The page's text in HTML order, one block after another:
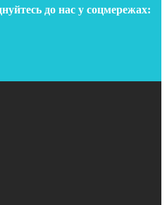
до нас у соцмережах: